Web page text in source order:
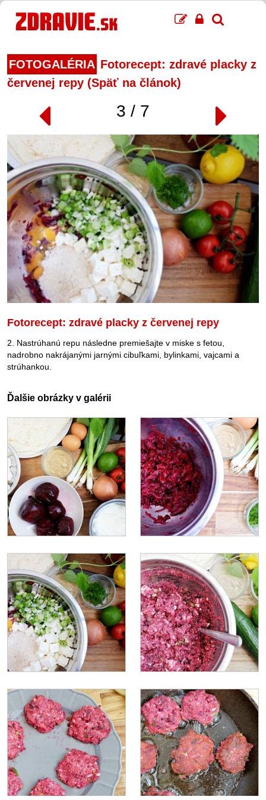
FOTOGALÉRIA Fotorecept: zdravé placky z
červenej repy (Späť na článok)
3 / 7
Fotorecept: zdravé placky z červenej repy
2. Nastrúhanú repu následne premiešajte v miske s fetou,
nadrobno nakrájanými jarnými cibuľkami, bylinkami, vajcami a
strúhankou.
Ďalšie obrázky v galérii